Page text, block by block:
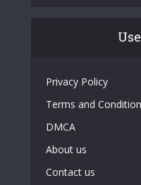
Privacy Policy
Terms and
DMCA
About us
Contact us